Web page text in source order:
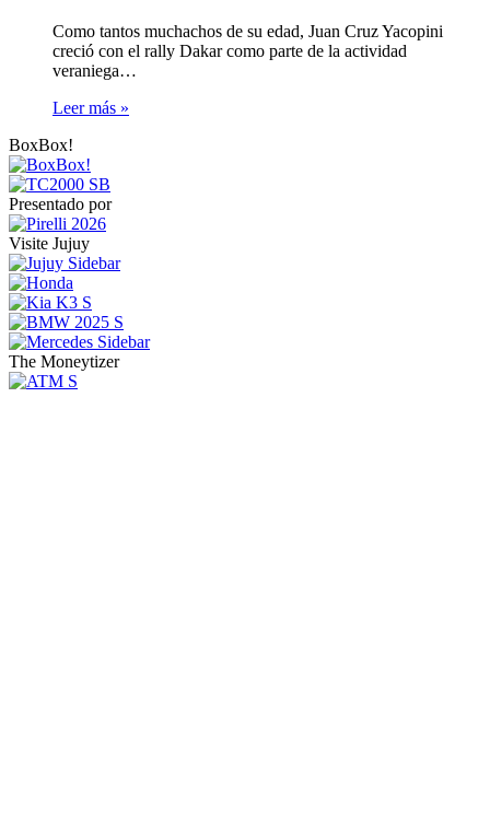
Como tantos muchachos de su edad, Juan Cruz Yacopini
creció con el rally Dakar como parte de la actividad
veraniega…
Leer más »
BoxBox!
Presentado por
Visite Jujuy
The Moneytizer